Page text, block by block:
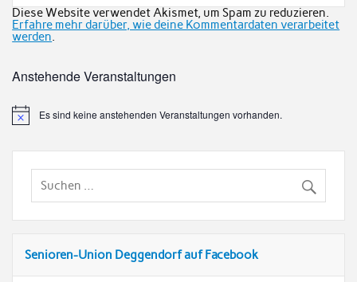
Diese Website verwendet Akismet, um Spam zu reduzieren.
Erfahre mehr darüber, wie deine Kommentardaten verarbeitet
werden.
Anstehende Veranstaltungen
Es sind keine anstehenden Veranstaltungen vorhanden.
Senioren-Union Deggendorf auf Facebook